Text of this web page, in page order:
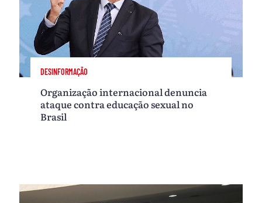
DESINFORMAÇÃO
Organização internacional denuncia
ataque contra educação sexual no
Brasil